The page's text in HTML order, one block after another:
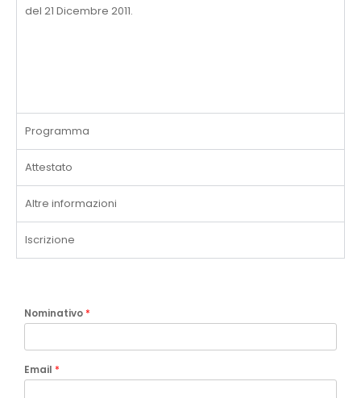
del 21 Dicembre 2011.
Programma
Attestato
Altre informazioni
Iscrizione
Nominativo *
Email *